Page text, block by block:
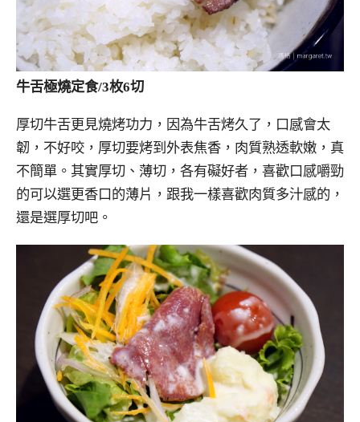
牛舌極燒定食/3枚6切
厚切牛舌更見燒烤功力，因為牛舌烤久了，口感會太
韌，不好咬，厚切要烤到外表焦香，肉質熟透軟嫩，真
不簡單。其實厚切、薄切，各有礙好者，喜歡口感嚼勁
的可以選更香口的薄片，跟我一樣喜歡肉質多汁感的，
還是選厚切吧。